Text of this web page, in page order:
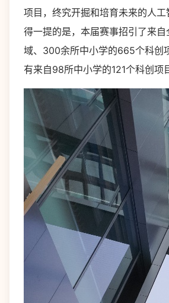
项目，终究开掘和培育未来的人
得一提的是，本届赛事招引了来
域、300余所中小学的665个科创
有来自98所中小学的121个科创项